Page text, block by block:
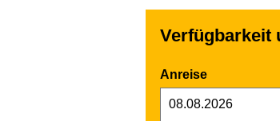
Anreise